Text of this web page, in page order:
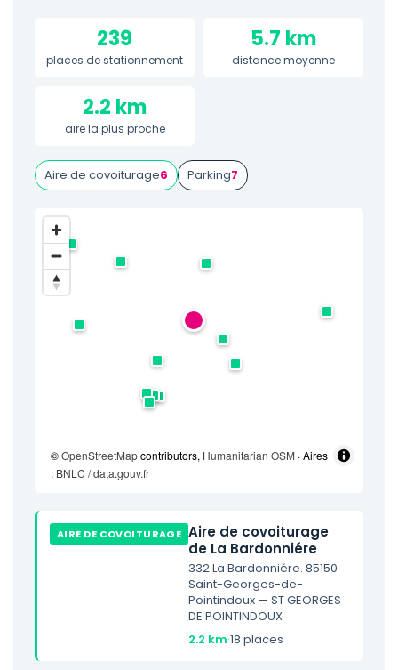
239
places de stationnement
5.7 km
distance moyenne
2.2 km
aire la plus proche
Aire de covoiturage6 Parking7
©OpenStreetMapcontributors, Humanitarian OSM · Aires
: BNLC / data.gouv.fr
AIRE DE COVOITURAGE Aire de covoiturage
de La Bardonniére
332 La Bardonniére. 85150
Saint-Georges-de-
Pointindoux — ST GEORGES
DE POINTINDOUX
2.2 km·18 places